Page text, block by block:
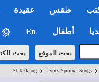
طقس عقيدة
أطفال En
بحث الموقع بحث
St-Takla.org > Lyrics-Spiritual-Songs >